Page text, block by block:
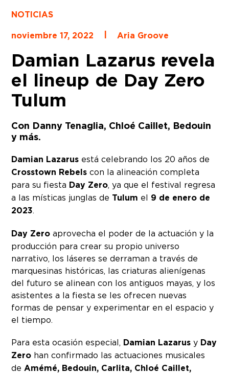
NOTICIAS
noviembre 17, 2022
Aria Groove
Damian Lazarus revela
el lineup de Day Zero
Tulum
Con Danny Tenaglia, Chloé Caillet, Bedouin
y más.
Damian Lazarus está celebrando los 20 años de
Crosstown Rebels con la alineación completa
para su fiesta Day Zero, ya que el festival regresa
a las místicas junglas de Tulum el 9 de enero de
2023.
Day Zero aprovecha el poder de la actuación y la
producción para crear su propio universo
narrativo, los láseres se derraman a través de
marquesinas históricas, las criaturas alienígenas
del futuro se alinean con los antiguos mayas, y los
asistentes a la fiesta se les ofrecen nuevas
formas de pensar y experimentar en el espacio y
el tiempo.
Para esta ocasión especial, Damian Lazarus y Day
Zero han confirmado las actuaciones musicales
de Amémé, Bedouin, Carlita, Chloé Caillet,